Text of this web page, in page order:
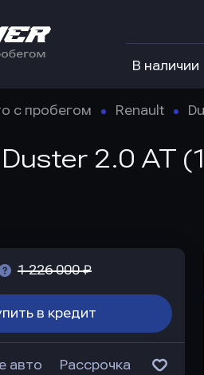
В наличии
с пробегом Renault
2.0 AT
1 226 000 ₽
в кредит
авто Рассрочка